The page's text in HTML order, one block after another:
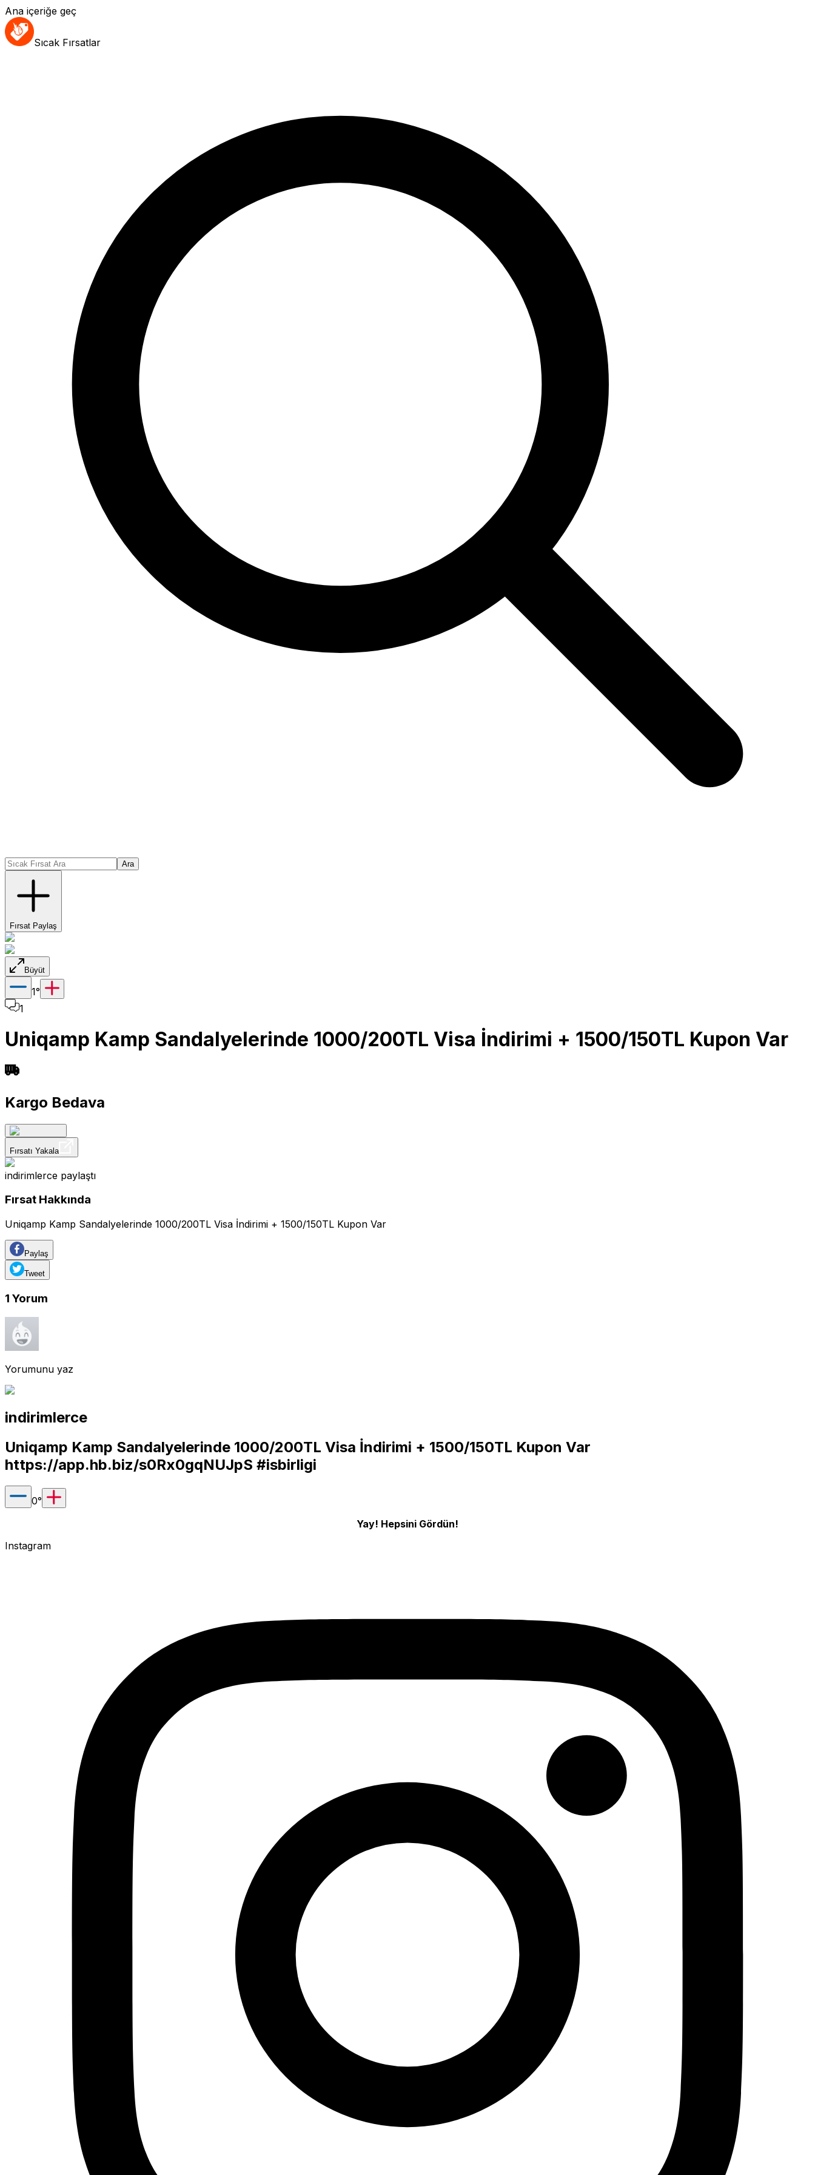
Ana içeriğe geç
Sıcak Fırsatlar
Ara
Fırsat Paylaş
Büyüt
1°
1
Uniqamp Kamp Sandalyelerinde 1000/200TL Visa İndirimi + 1500/150TL Kupon Var
Kargo Bedava
Fırsatı Yakala
indirimlerce paylaştı
Fırsat Hakkında
Uniqamp Kamp Sandalyelerinde 1000/200TL Visa İndirimi + 1500/150TL Kupon Var
Paylaş
Tweet
1 Yorum
Yorumunu yaz
indirimlerce
Uniqamp Kamp Sandalyelerinde 1000/200TL Visa İndirimi + 1500/150TL Kupon Var
https://app.hb.biz/s0Rx0gqNUJpS #isbirligi
0°
Yay! Hepsini Gördün!
Instagram